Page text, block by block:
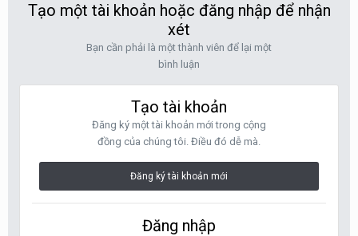
Tạo một tài khoản hoặc đăng nhập để nhận
xét
Bạn cần phải là một thành viên để lại một
bình luận
Tạo tài khoản
Đăng ký một tài khoản mới trong cộng
đồng của chúng tôi. Điều đó dễ mà.
Đăng ký tài khoản mới
Đăng nhập